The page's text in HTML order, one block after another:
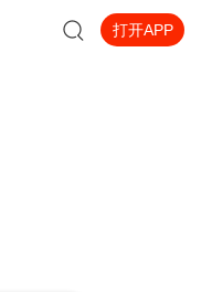
打开APP